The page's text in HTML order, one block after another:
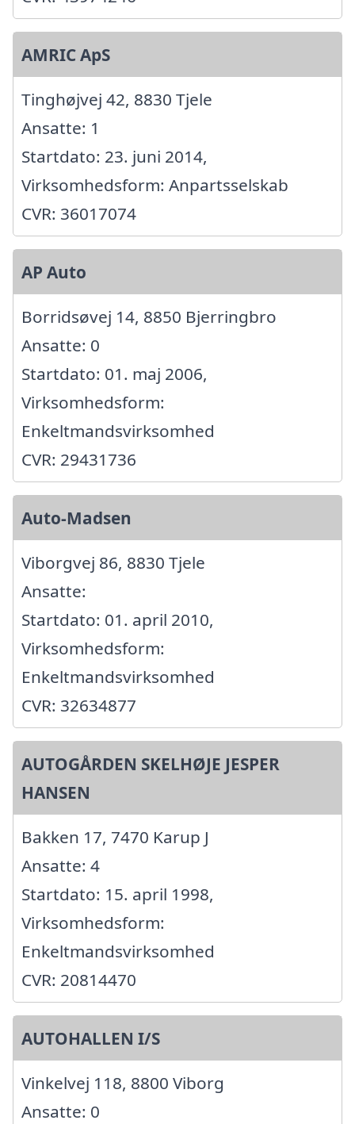
AMRIC ApS
Tinghøjvej 42, 8830 Tjele
Ansatte: 1
Startdato: 23. juni 2014,
Virksomhedsform: Anpartsselskab
CVR: 36017074
AP Auto
Borridsøvej 14, 8850 Bjerringbro
Ansatte: 0
Startdato: 01. maj 2006,
Virksomhedsform:
Enkeltmandsvirksomhed
CVR: 29431736
Auto-Madsen
Viborgvej 86, 8830 Tjele
Ansatte:
Startdato: 01. april 2010,
Virksomhedsform:
Enkeltmandsvirksomhed
CVR: 32634877
AUTOGÅRDEN SKELHØJE JESPER
HANSEN
Bakken 17, 7470 Karup J
Ansatte: 4
Startdato: 15. april 1998,
Virksomhedsform:
Enkeltmandsvirksomhed
CVR: 20814470
AUTOHALLEN I/S
Vinkelvej 118, 8800 Viborg
Ansatte: 0